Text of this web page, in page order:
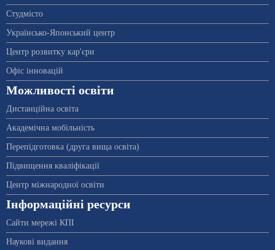
Студмісто
Українсько-Японський центр
Центр розвитку кар'єри
Офіс інновацій
Можливості освіти
Дистанційна освіта
Академічна мобільність
Перепідготовка (друга вища освіта)
Підвищення кваліфікації
Центр міжнародної освіти
Інформаційні ресурси
Сайти мережі КПІ
Наукові видання